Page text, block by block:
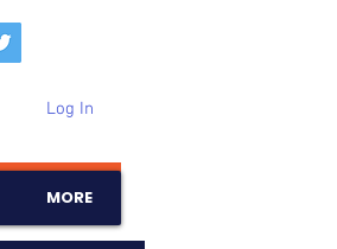
Log In
MORE